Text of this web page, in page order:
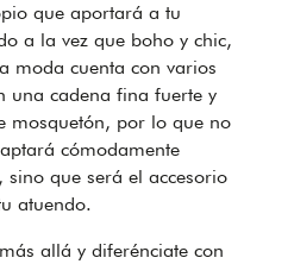
que aportará a tu
a la vez que boho y chic,
moda cuenta con varios
una cadena fina fuerte y
mosquetón, por lo que no
cómodamente
que será el accesorio
atuendo.
allá y diferénciate con